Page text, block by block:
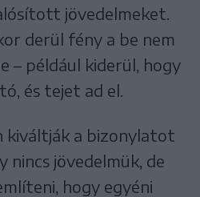
jövedelmeket.
derül fény a be nem
– például kiderül, hogy
és tejet ad el.
kiváltják a bizonylatot
nincs jövedelmük, de
hogy egyéni